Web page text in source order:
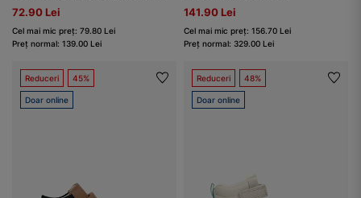
72.90 Lei
Cel mai mic preț: 79.80 Lei
Preț normal: 139.00 Lei
141.90 Lei
Cel mai mic preț: 156.70 Lei
Preț normal: 329.00 Lei
Reduceri 45%
Doar online
Reduceri 48%
Doar online